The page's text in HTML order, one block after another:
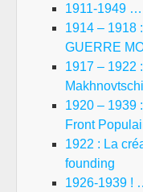
1911-1949 …
1914 – 1918
GUERRE
1917 – 1922
1920 – 1939
Front
1922 : La
founding
1926-1939 !